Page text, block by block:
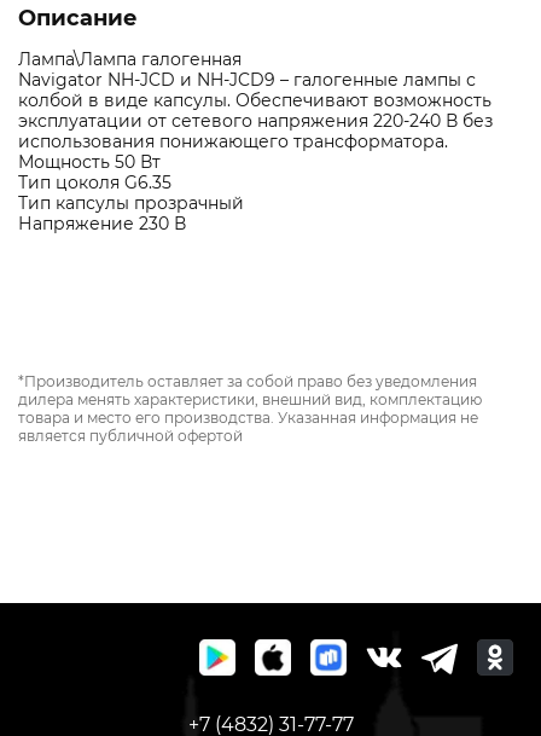
Описание
Лампа\Лампа галогенная
Navigator NH-JCD и NH-JCD9 – галогенные лампы с
колбой в виде капсулы. Обеспечивают возможность
эксплуатации от сетевого напряжения 220-240 В без
использования понижающего трансформатора.
Мощность 50 Вт
Тип цоколя G6.35
Тип капсулы прозрачный
Напряжение 230 В
*Производитель оставляет за собой право без уведомления
дилера менять характеристики, внешний вид, комплектацию
товара и место его производства. Указанная информация не
является публичной офертой
+7 (4832) 31-77-77